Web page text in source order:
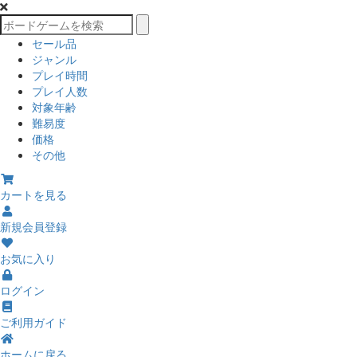
セール品
ジャンル
プレイ時間
プレイ人数
対象年齢
難易度
価格
その他
カートを見る
新規会員登録
お気に入り
ログイン
ご利用ガイド
ホームに戻る